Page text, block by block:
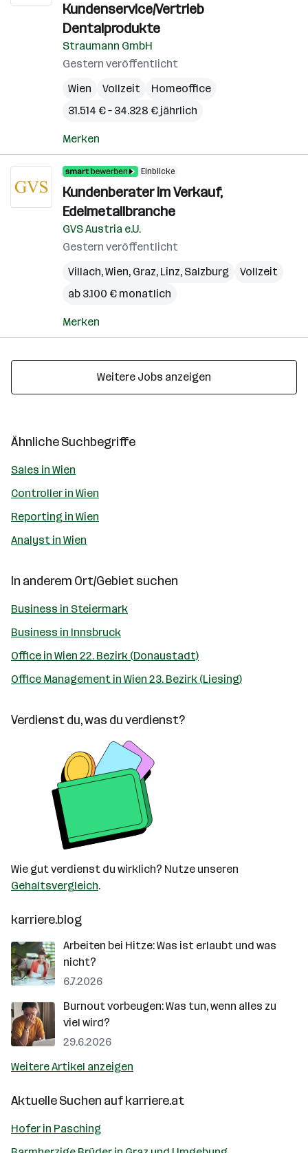
Kundenservice/Vertrieb
Dentalprodukte
Straumann GmbH
Gestern veröffentlicht
Wien
Vollzeit
Homeoffice
31.514 € – 34.328 € jährlich
Merken
Einblicke
Kundenberater im Verkauf,
Edelmetallbranche
GVS Austria e.U.
Gestern veröffentlicht
Villach,Wien, Graz, Linz, Salzburg
Vollzeit
ab 3.100 € monatlich
Merken
Weitere Jobs anzeigen
Ähnliche Suchbegriffe
Sales in Wien
Controller in Wien
Reporting in Wien
Analyst in Wien
In anderem Ort/Gebiet suchen
Business in Steiermark
Business in Innsbruck
Office in Wien 22. Bezirk (Donaustadt)
Office Management in Wien 23. Bezirk (Liesing)
Verdienst du, was du verdienst?
Wie gut verdienst du wirklich? Nutze unseren
Gehaltsvergleich.
karriere.blog
Arbeiten bei Hitze: Was ist erlaubt und was
nicht?
6.7.2026
Burnout vorbeugen: Was tun, wenn alles zu
viel wird?
29.6.2026
Weitere Artikel anzeigen
Aktuelle Suchen aufkarriere.at
Hofer in Pasching